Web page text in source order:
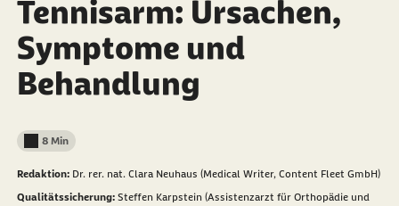
Tennisarm: Ursachen,
Symptome und
Behandlung
Lesedauer weniger als
8 Min
Redaktion: Dr. rer. nat. Clara Neuhaus (Medical Writer, Content Fleet GmbH)
Qualitätssicherung: Steffen Karpstein (Assistenzarzt für Orthopädie und